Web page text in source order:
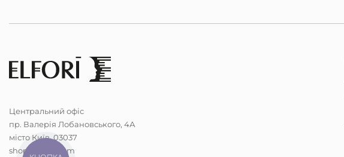
Центральний офіс
пр. Валерія Лобановського, 4А
місто Київ, 03037
shop@elfori.com